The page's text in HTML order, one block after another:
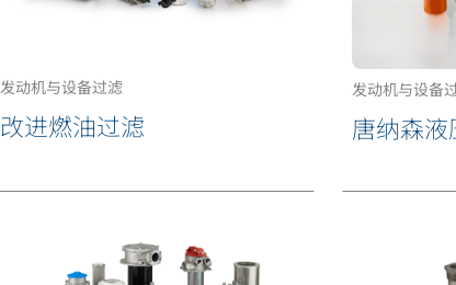
发动机与设备过滤
改进燃油过滤
发动机与设备
唐纳森